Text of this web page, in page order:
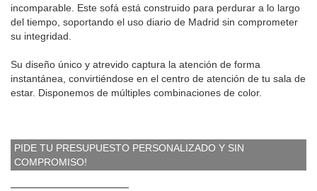
incomparable. Este sofá está construido para perdurar a lo largo
del tiempo, soportando el uso diario de Madrid sin comprometer
su integridad.
Su diseño único y atrevido captura la atención de forma
instantánea, convirtiéndose en el centro de atención de tu sala de
estar. Disponemos de múltiples combinaciones de color.
PIDE TU PRESUPUESTO PERSONALIZADO Y SIN
COMPROMISO!